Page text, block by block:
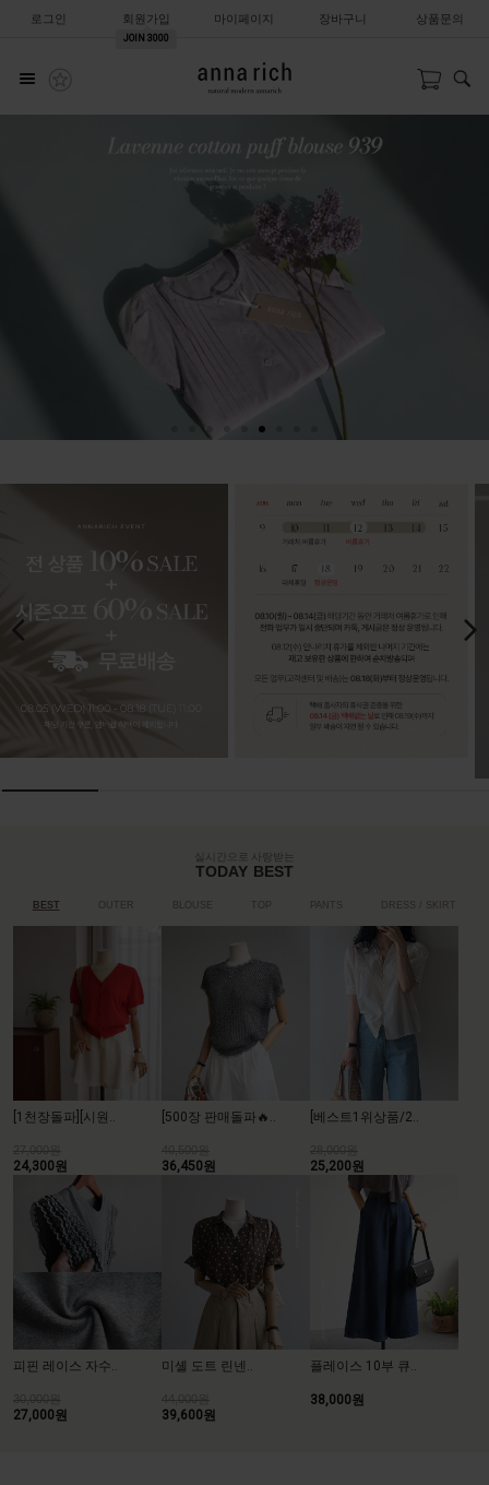
로그인 회원가입
JOIN 3000
마이페이지 장바구니 상품문의
실시간으로 사랑받는
TODAY BEST
BEST OUTER BLOUSE PANTS DRESS / SKIRT
[1천장돌파][시원..
24,300원
[500장 판매돌파🔥..
36,450원
[베스트1위상품/2..
25,200원
피핀 레이스 자수..
27,000원
미셸 도트 린넨..
39,600원
플레이스 10부 큐..
38,000원